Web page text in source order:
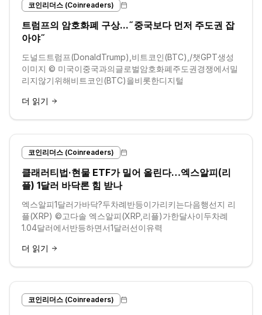
코인리더스 (Coinreaders)
트럼프의 암호화폐 구상...˝중국보다 먼저 주도권 잡
아야˝
도널드트럼프(DonaldTrump),비트코인(BTC),/챗GPT생성
이미지 © 미국이중국과의글로벌암호화폐주도권경쟁에서밀
리지않기위해비트코인(BTC)을비롯한디지털
더 읽기
코인리더스 (Coinreaders)
클래러티법·현물 ETF가 밀어 올린다…엑스알피(리
플) 1달러 바닥론 힘 받나
엑스알피1달러가바닥?두차례반등이가리키는다음행선지 리
플(XRP) ©고다솔 엑스알피(XRP,리플)가한달사이두차례
1.04달러에서반등하면서1달러선이유력
더 읽기
코인리더스 (Coinreaders)